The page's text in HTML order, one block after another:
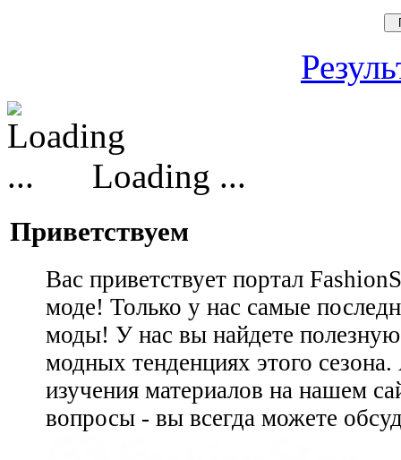
Loading ...
Приветствуем
Вас приветствует портал
моде! Только у нас самые
моды! У нас вы найдете
модных тенденциях этого
изучения материалов на нашем
вопросы - вы всегда можете